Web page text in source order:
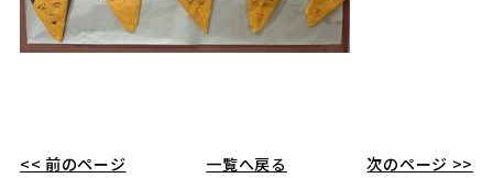
<< 前のページ 一覧へ戻る 次のページ >>